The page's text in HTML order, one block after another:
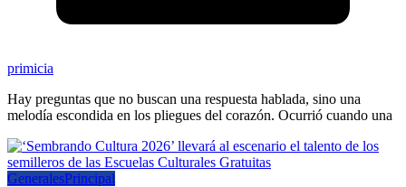
primicia
Hay preguntas que no buscan una respuesta hablada, sino una
melodía escondida en los pliegues del corazón. Ocurrió cuando una
GeneralesPrincipal